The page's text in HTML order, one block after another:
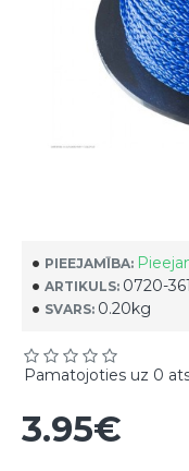
PIEEJAMĪBA:
ARTIKULS: 0720-
SVARS: 0.20kg
Pamatojoties uz 0
3.95€